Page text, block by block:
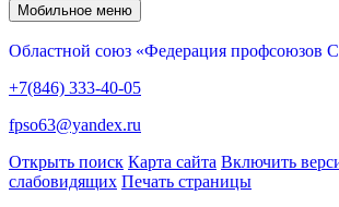
Мобильное меню
Областной союз «Федерация профсоюзов
+7(846) 333-40-05
fpso63@yandex.ru
Открыть поиск Карта сайта Включить
слабовидящих Печать страницы